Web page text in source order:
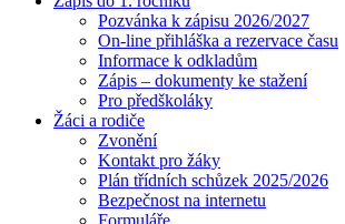
Pozvánka k zápisu 2026/2027
On-line přihláška a rezervace času
Informace k odkladům
Zápis – dokumenty ke stažení
Pro předškoláky
Žáci a rodiče
Zvonění
Kontakt pro žáky
Plán třídních schůzek 2025/2026
Bezpečnost na internetu
Formuláře